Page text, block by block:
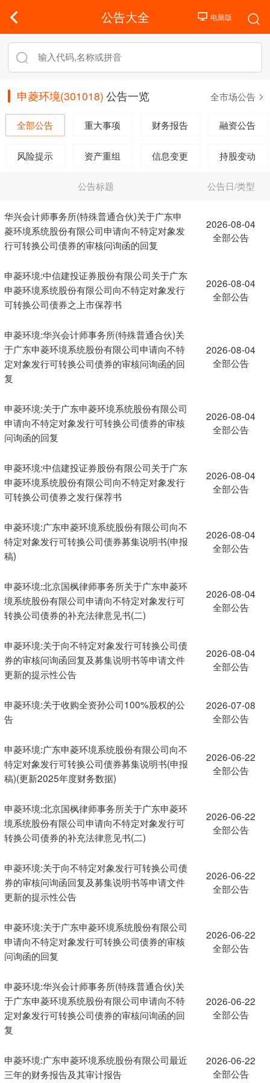
公告大全
申菱环境(301018) 公告一览 全市场公告
全部公告 重大事项 财务报告 融资公告
风险提示 资产重组 信息变更 持股变动
公告标题 公告日/类型
华兴会计师事务所(特殊普通合伙)关于广东申
菱环境系统股份有限公司申请向不特定对象发
行可转换公司债券的审核问询函的回复
2026-08-04
全部公告
申菱环境:中信建投证券股份有限公司关于广东
申菱环境系统股份有限公司向不特定对象发行
可转换公司债券之上市保荐书
2026-08-04
全部公告
申菱环境:华兴会计师事务所(特殊普通合伙)关
于广东申菱环境系统股份有限公司申请向不特
定对象发行可转换公司债券的审核问询函的回
复
2026-08-04
全部公告
申菱环境:关于广东申菱环境系统股份有限公司
申请向不特定对象发行可转换公司债券的审核
问询函的回复
2026-08-04
全部公告
申菱环境:中信建投证券股份有限公司关于广东
申菱环境系统股份有限公司向不特定对象发行
可转换公司债券之发行保荐书
2026-08-04
全部公告
申菱环境:广东申菱环境系统股份有限公司向不
特定对象发行可转换公司债券募集说明书(申报
稿)
2026-08-04
全部公告
申菱环境:北京国枫律师事务所关于广东申菱环
境系统股份有限公司申请向不特定对象发行可
转换公司债券的补充法律意见书(二)
2026-08-04
全部公告
申菱环境:关于向不特定对象发行可转换公司债
券的审核问询函回复及募集说明书等申请文件
更新的提示性公告
2026-08-04
全部公告
申菱环境:关于收购全资孙公司100%股权的公
告
2026-07-08
全部公告
申菱环境:广东申菱环境系统股份有限公司向不
特定对象发行可转换公司债券募集说明书(申报
稿)(更新2025年度财务数据)
2026-06-22
全部公告
申菱环境:北京国枫律师事务所关于广东申菱环
境系统股份有限公司申请向不特定对象发行可
转换公司债券的补充法律意见书(二)
2026-06-22
全部公告
申菱环境:关于向不特定对象发行可转换公司债
券的审核问询函回复及募集说明书等申请文件
更新的提示性公告
2026-06-22
全部公告
申菱环境:关于广东申菱环境系统股份有限公司
申请向不特定对象发行可转换公司债券的审核
问询函的回复
2026-06-22
全部公告
申菱环境:华兴会计师事务所(特殊普通合伙)关
于广东申菱环境系统股份有限公司申请向不特
定对象发行可转换公司债券的审核问询函的回
复
2026-06-22
全部公告
申菱环境:广东申菱环境系统股份有限公司最近
三年的财务报告及其审计报告
2026-06-22
全部公告